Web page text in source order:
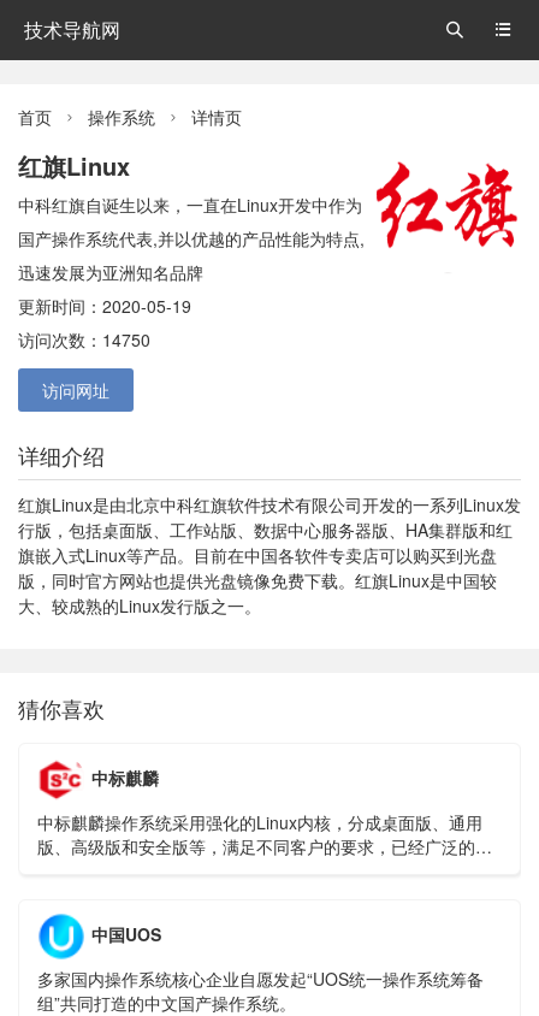
技术导航网 

首页  操作系统  详情页
红旗Linux
中科红旗自诞生以来，一直在Linux开发中作为
国产操作系统代表,并以优越的产品性能为特点,
迅速发展为亚洲知名品牌
更新时间：2020-05-19
访问次数：14750
访问网址
详细介绍
红旗Linux是由北京中科红旗软件技术有限公司开发的一系列Linux发
行版，包括桌面版、工作站版、数据中心服务器版、HA集群版和红
旗嵌入式Linux等产品。目前在中国各软件专卖店可以购买到光盘
版，同时官方网站也提供光盘镜像免费下载。红旗Linux是中国较
大、较成熟的Linux发行版之一。
猜你喜欢
中标麒麟
中标麒麟操作系统采用强化的Linux内核，分成桌面版、通用
版、高级版和安全版等，满足不同客户的要求，已经广泛的使
中国UOS
多家国内操作系统核心企业自愿发起“UOS统一操作系统筹备
组”共同打造的中文国产操作系统。